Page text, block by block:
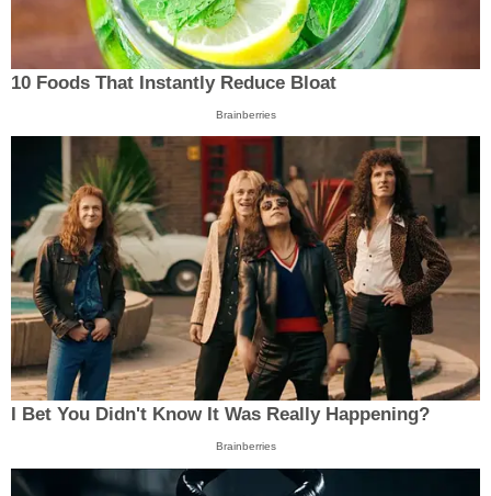
10 Foods That Instantly Reduce Bloat
Brainberries
I Bet You Didn't Know It Was Really Happening?
Brainberries